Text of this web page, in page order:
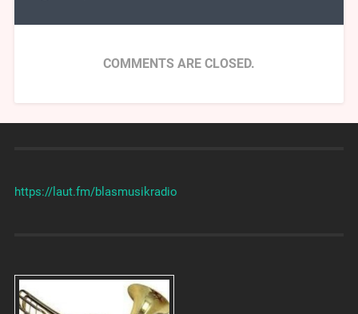
COMMENTS ARE CLOSED.
https://laut.fm/blasmusikradio